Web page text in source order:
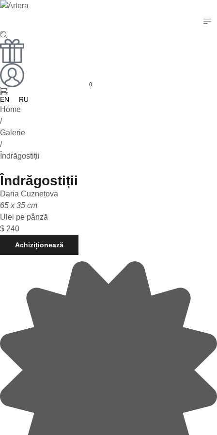
0
EN RU
Home
/
Galerie
/
Îndrăgostiții
Îndrăgostiții
Daria Cuznețova
65 x 35 cm
Ulei pe pânză
$ 240
Achiziționează